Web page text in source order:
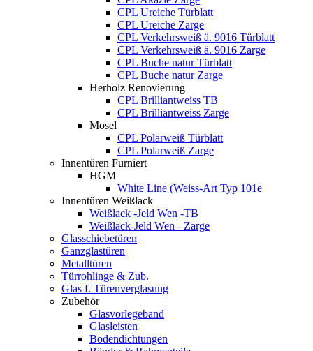
CPL Ureiche Türblatt
CPL Ureiche Zarge
CPL Verkehrsweiß ä. 9016 Türblatt
CPL Verkehrsweiß ä. 9016 Zarge
CPL Buche natur Türblatt
CPL Buche natur Zarge
Herholz Renovierung
CPL Brilliantweiss TB
CPL Brilliantweiss Zarge
Mosel
CPL Polarweiß Türblatt
CPL Polarweiß Zarge
Innentüren Furniert
HGM
White Line (Weiss-Art Typ 101e
Innentüren Weißlack
Weißlack -Jeld Wen -TB
Weißlack-Jeld Wen - Zarge
Glasschiebetüren
Ganzglastüren
Metalltüren
Türrohlinge & Zub.
Glas f. Türenverglasung
Zubehör
Glasvorlegeband
Glasleisten
Bodendichtungen